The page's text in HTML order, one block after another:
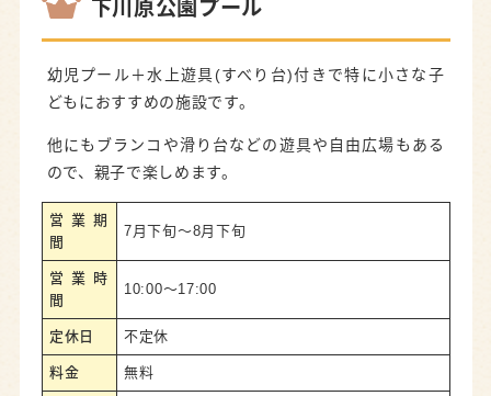
下川原公園プール
幼児プール＋水上遊具(すべり台)付きで特に小さな子
どもにおすすめの施設です。
他にもブランコや滑り台などの遊具や自由広場もある
ので、親子で楽しめます。
営業期
間
7月下旬～8月下旬
営業時
間
10:00～17:00
定休日 不定休
料金 無料